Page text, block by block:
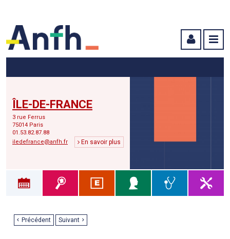
ÎLE-DE-FRANCE
3 rue Ferrus
75014 Paris
01.53.82.87.88
iledefrance@anfh.fr
En savoir plus
Précédent Suivant